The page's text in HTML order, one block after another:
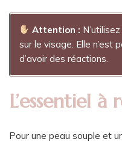
Attention :
sur le visage. Elle n’est
d’avoir des réactions.
L’essentiel à
Pour une peau souple et